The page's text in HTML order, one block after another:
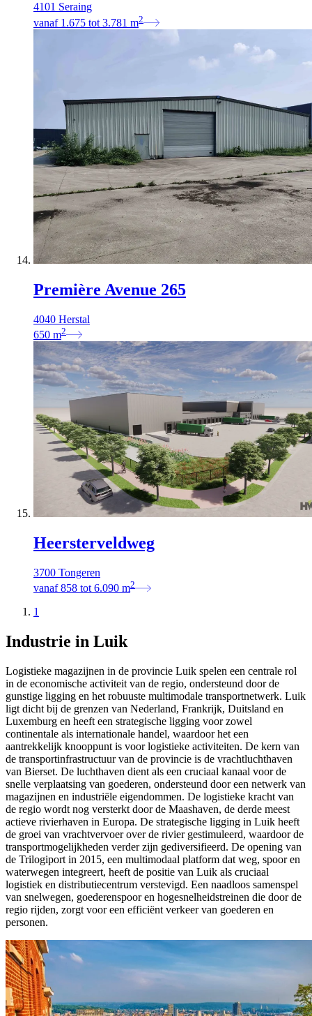
4101 Seraing
vanaf 1.675 tot 3.781 m2
Première Avenue 265
4040 Herstal
650 m2
Heersterveldweg
3700 Tongeren
vanaf 858 tot 6.090 m2
1
Industrie in Luik
Logistieke magazijnen in de provincie Luik spelen een centrale rol
in de economische activiteit van de regio, ondersteund door de
gunstige ligging en het robuuste multimodale transportnetwerk. Luik
ligt dicht bij de grenzen van Nederland, Frankrijk, Duitsland en
Luxemburg en heeft een strategische ligging voor zowel
continentale als internationale handel, waardoor het een
aantrekkelijk knooppunt is voor logistieke activiteiten. De kern van
de transportinfrastructuur van de provincie is de vrachtluchthaven
van Bierset. De luchthaven dient als een cruciaal kanaal voor de
snelle verplaatsing van goederen, ondersteund door een netwerk van
magazijnen en industriële eigendommen. De logistieke kracht van
de regio wordt nog versterkt door de Maashaven, de derde meest
actieve rivierhaven in Europa. De strategische ligging in Luik heeft
de groei van vrachtvervoer over de rivier gestimuleerd, waardoor de
transportmogelijkheden verder zijn gediversifieerd. De opening van
de Trilogiport in 2015, een multimodaal platform dat weg, spoor en
waterwegen integreert, heeft de positie van Luik als cruciaal
logistiek en distributiecentrum verstevigd. Een naadloos samenspel
van snelwegen, goederenspoor en hogesnelheidstreinen die door de
regio rijden, zorgt voor een efficiënt verkeer van goederen en
personen.